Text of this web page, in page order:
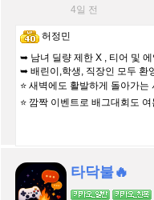
4일 전
허정민
➥ 남녀 딜량 제한 X , 티어 및
➥ 배린이,학생, 직장인 모두 환영
⭐️ 새벽에도 활발하게 돌아가는
⭐️ 깜짝 이벤트로 배그대회도
타닥불🔥